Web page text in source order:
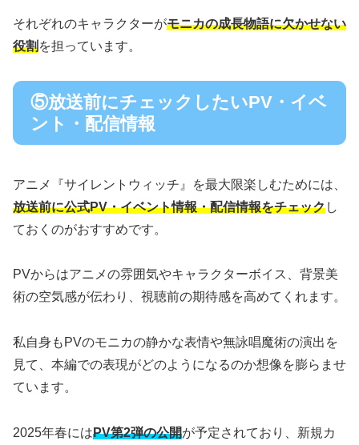
それぞれのキャラクターがモニカの成長物語に欠かせない
役割を担っています。
⑤放送前にチェックしたいPV・イベ
ント・配信情報
アニメ『サイレントウィッチ』を最大限楽しむためには、
放送前に公式PV・イベント情報・配信情報をチェックし
ておくのがおすすめです。
PVからはアニメの雰囲気やキャラクターボイス、背景美
術の空気感が伝わり、視聴前の期待感を高めてくれます。
私自身もPVのモニカの静かな表情や無詠唱魔術の演出を
見て、本編での表現がどのようになるのか想像を膨らませ
ています。
2025年春にはPV第2弾の公開が予定されており、新規カ